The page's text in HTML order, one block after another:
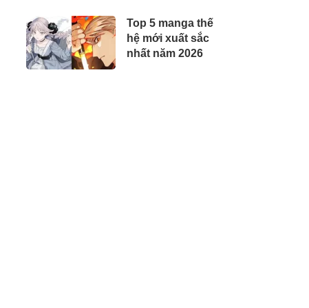
Top 5 manga thế
hệ mới xuất sắc
nhất năm 2026